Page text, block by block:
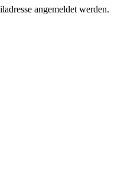
angemeldet werden.